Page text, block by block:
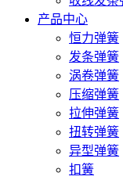
产品中心
恒力弹簧
发条弹簧
涡卷弹簧
压缩弹簧
拉伸弹簧
扭转弹簧
异型弹簧
扣簧